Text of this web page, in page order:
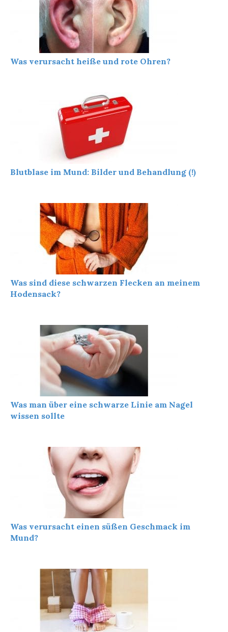
Was verursacht heiße und rote Ohren?
Blutblase im Mund: Bilder und Behandlung (!)
Was sind diese schwarzen Flecken an meinem
Hodensack?
Was man über eine schwarze Linie am Nagel
wissen sollte
Was verursacht einen süßen Geschmack im
Mund?